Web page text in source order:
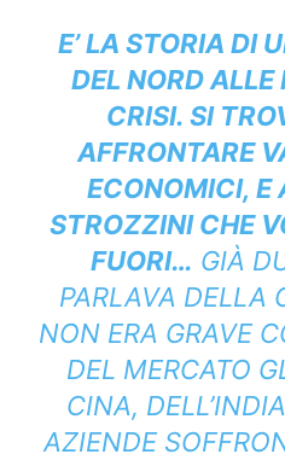
E’ LA STORIA DI
DEL NORD ALLE
CRISI. SI
AFFRONTARE
ECONOMICI, E
STROZZINI CHE
FUORI… GIÀ
PARLAVA DELLA
NON ERA GRAVE
DEL MERCATO
CINA,
AZIENDE